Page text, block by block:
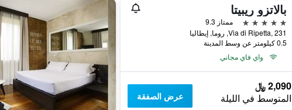
بالاتزو ريبيتا
5 نجوم
ممتاز 9.3
Via di Ripetta, 231, روما, إيطاليا
0.5 كيلومتر عن وسط المدينة
واي فاي مجاني
2,090 ﷼
المتوسط في الليلة عرض الصفقة